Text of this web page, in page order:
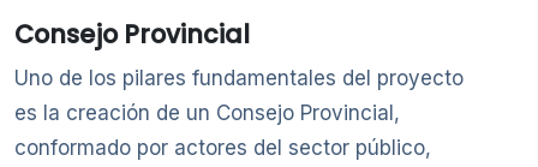
Consejo Provincial
Uno de los pilares fundamentales del proyecto
es la creación de un Consejo Provincial,
conformado por actores del sector público,